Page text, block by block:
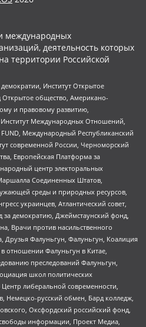
международных
деятельность которых
территории Российской
Институт Открытое
общество, Американо-
и правовому развитию,
Международных Отношений,
FUND, Международный Республиканский
современной России, Черноморский
Европейская Платформа за
центр электоральных
Соединенных Штатов,
среды и природных ресурсов,
украинцев, Атлантический совет,
за демократию, Джеймстаунский фонд,
Врачи против насильственного
Друзья Фалуньгун, Фалуньгун, Коалиция
отношении Фалуньгун в Китае,
преследований Фалуньгун,
школ политических
либеральной современности,
Немецко-русский обмен, Бард колледж,
Оксфордский российский фонд,
информации, Проект Медиа,